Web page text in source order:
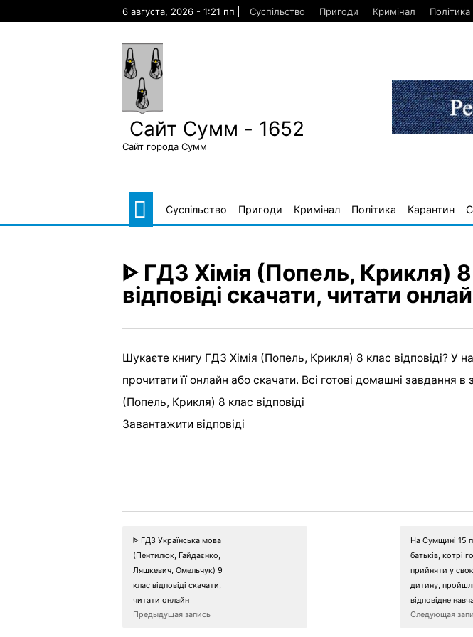
6 августа, 2026 - 1:21 пп Суспільство Пригоди Кримінал Політика
Сайт Сумм - 1652
Сайт города Сумм
Суспільство Пригоди Кримінал Політика Карантин
ᐈ ГДЗ Хімія (Попель, Крикля)
відповіді скачати, читати
Шукаєте книгу ГДЗ Хімія (Попель, Крикля) 8 клас відповіді? У
прочитати її онлайн або скачати. Всі готові домашні завдання в
(Попель, Крикля) 8 клас відповіді
Завантажити відповіді
ᐈ ГДЗ Українська мова
(Пентилюк, Гайдаєнко,
Ляшкевич, Омельчук) 9
клас відповіді скачати,
читати онлайн
Предыдущая запись
На Сумщині 15
батьків, котрі
прийняти у
дитину,
відповідне
Следующая